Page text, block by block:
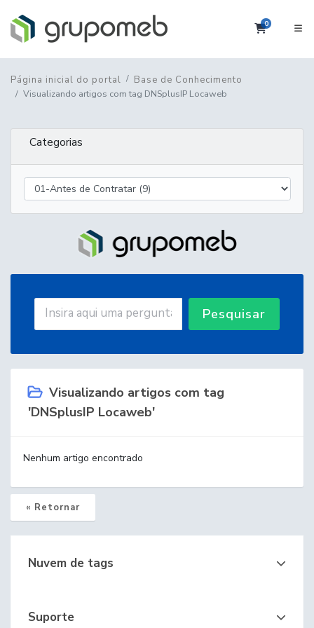
0Carrinho
Página inicial do portal Base de Conhecimento
Visualizando artigos com tag DNSplusIP Locaweb
Categorias
Pesquisar
Visualizando artigos com tag
'DNSplusIP Locaweb'
Nenhum artigo encontrado
« Retornar
Nuvem de tags
Suporte